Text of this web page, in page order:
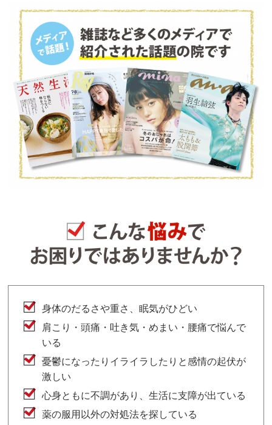
身体のだるさや重さ、眠気がひどい
肩こり・頭痛・吐き気・めまい・腰痛で悩んで
いる
憂鬱になったりイライラしたりと感情の起伏が
激しい
心身ともに不調があり、生活に支障が出ている
薬の服用以外の対処法を探している